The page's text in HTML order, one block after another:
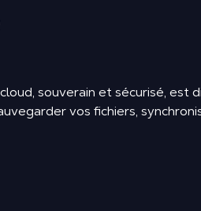
souverain et sécurisé, est
vos fichiers,